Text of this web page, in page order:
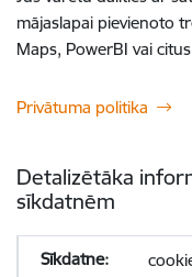
mājaslapai pievienoto
Maps, PowerBI vai
Privātuma politika
Detalizētāka
sīkdatnēm